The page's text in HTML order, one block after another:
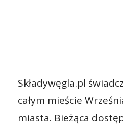
Składywęgla.pl
całym mieście
miasta. Bieżąca